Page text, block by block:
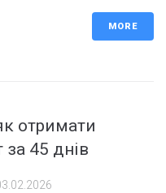
MORE
отримати
45 днів